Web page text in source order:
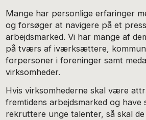
Mange har personlige erfaringer
og forsøger at navigere på et
arbejdsmarked. Vi har mange af
på tværs af iværksættere,
forpersoner i foreninger samt
virksomheder.
Hvis virksomhederne skal være
fremtidens arbejdsmarked og have
rekruttere unge talenter, så skal